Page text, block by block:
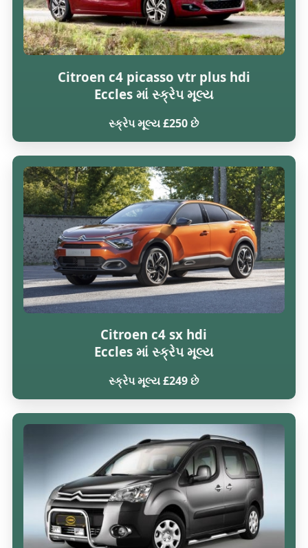
Citroen c4 picasso vtr plus hdi
Eccles માં સ્ક્રેપ મૂલ્ય
સ્ક્રેપ મૂલ્ય £250 છે
Citroen c4 sx hdi
Eccles માં સ્ક્રેપ મૂલ્ય
સ્ક્રેપ મૂલ્ય £249 છે